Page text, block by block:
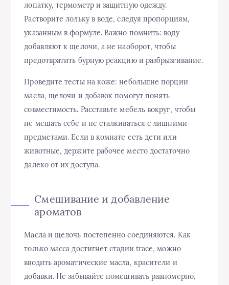
лопатку, термометр и защитную одежду.
Растворите лольку в воде, следуя пропорциям,
указанным в формуле. Важно помнить: воду
добавляют к щелочи, а не наоборот, чтобы
предотвратить бурную реакцию и разбрызгивание.
Проведите тесты на коже: небольшие порции
масла, щелочи и добавок помогут понять
совместимость. Расставьте мебель вокруг, чтобы
не мешать себе и не сталкиваться с лишними
предметами. Если в комнате есть дети или
животные, держите рабочее место достаточно
далеко от их доступа.
Смешивание и добавление
ароматов
Масла и щелочь постепенно соединяются. Как
только масса достигнет стадии trace, можно
вводить ароматические масла, красители и
добавки. Не забывайте помешивать равномерно,